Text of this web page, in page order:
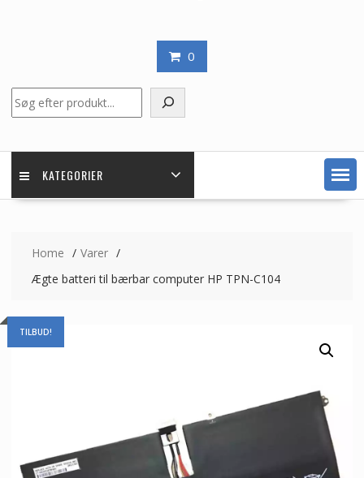
0
KATEGORIER
Home
Varer
Ægte batteri til bærbar computer HP TPN-C104
TILBUD!